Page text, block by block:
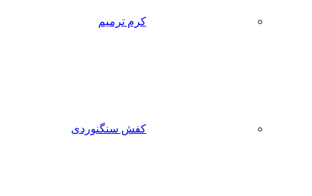
کرم ترمیم
کفش سنگنوردی